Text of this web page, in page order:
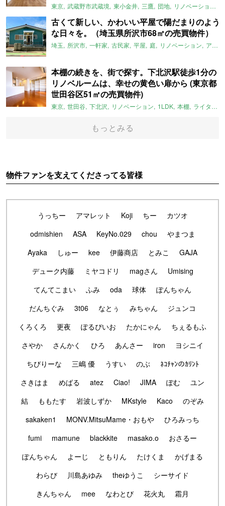
東京 武蔵野市武蔵境 東小金井 三鷹 団地 リノベーション
古くて新しい、かわいい平屋で陽だまりのよう
な日々を。（埼玉県所沢市68㎡の売買物件）
埼玉 所沢市 一軒家 古民家 平屋 庭 リノベーション アメリカンハウス
本棚の続きを、街で探す。下北沢駅徒歩1分の
リノベルームは、幸せの黄色い扉から (東京都
世田谷区51㎡の売買物件)
東京 世田谷 下北沢 リノベーション 1LDK 本棚 ライター：ほしりょうこ
もっとみる
物件ファンを支えてくださってる皆様
うっちー アマレット Koji ちー
カツオ
odmishien
ASA KeyNo.029 chou
やまつま
Ayaka
しゅー kee 伊藤商店 とみこ
GAJA
デューク内藤
ミヤコドリ magさん
Umising
てんてこまい
ふみ oda 球体
ぽんちゃん
だんちぐみ
3t06 なとぅ みちゃん
ジュンコ
くろくろ
更夜 ぽるぴいお たかにゃん
ちぇるもふ
さやか
さんかく ひろ あんさー iron
ヨシニイ
ちびりーな
三嶋 優 うすい のぶ
ﾈｺﾁｬﾝのｶﾘﾝﾄ
さきはま
めばる atez Ciao! JIMA ぽむ
ユン
結
ももたす 岩波しずか MKstyle Kaco
のぞみ
sakaken1
MONV.MitsuMame・おもや
ひろみっち
fumi
mamune blackkite masako.o
おさるー
ぽんちゃん
よーじ ともりん たけくま
かげまる
わらび
川島あゆみ theゆうこ
シーサイド
きんちゃん
mee なわとび 花火丸
霜月